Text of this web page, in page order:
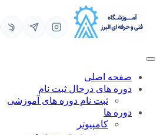
محتوا
صفحه اصلی
دوره های درحال ثبت نام
ثبت نام دوره های آموزشی
دوره ها
کامپیوتر